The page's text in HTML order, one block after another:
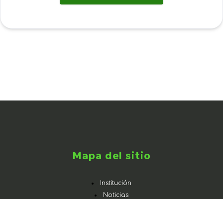
Mapa del sitio
Institución
Noticias